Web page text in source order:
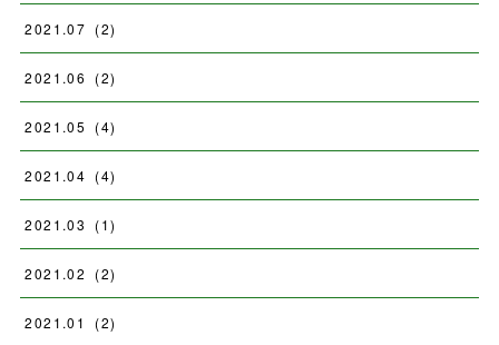
2021 .07 (2)
2021 .06 (2)
2021 .05 (4)
2021 .04 (4)
2021 .03 (1)
2021 .02 (2)
2021 .01 (2)